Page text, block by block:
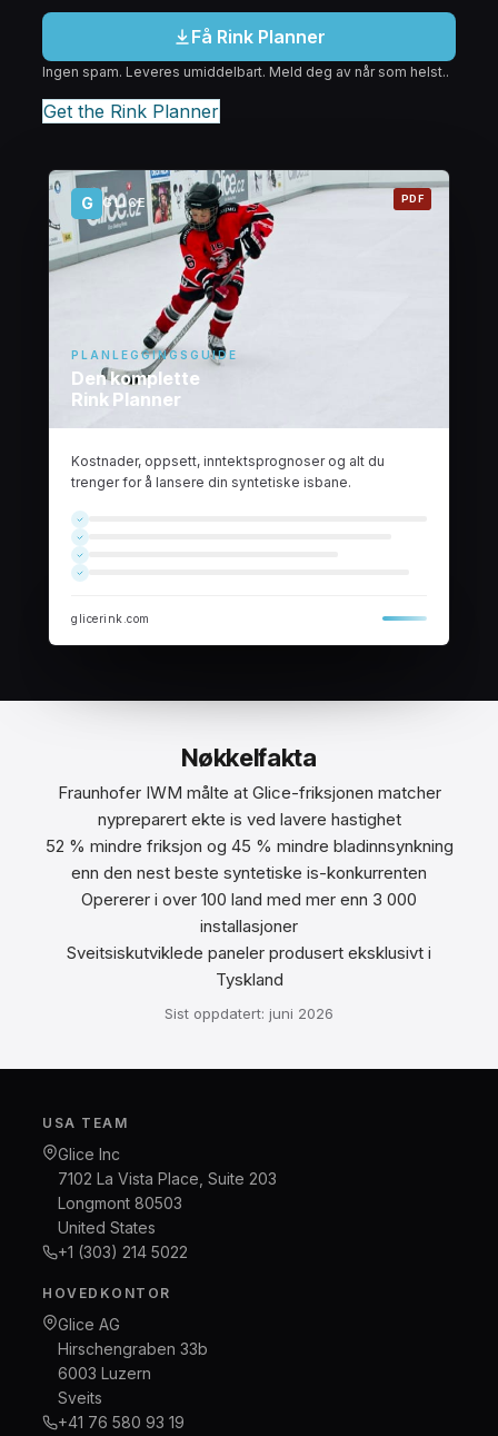
Få Rink Planner
Ingen spam. Leveres umiddelbart. Meld deg av når som helst..
Get the Rink Planner
G GLICE
PLANLEGGINGSGUIDE
Den komplette
Rink Planner
PDF
Kostnader, oppsett, inntektsprognoser og alt du
trenger for å lansere din syntetiske isbane.
glicerink.com
Nøkkelfakta
Fraunhofer IWM målte at Glice-friksjonen matcher
nypreparert ekte is ved lavere hastighet
52 % mindre friksjon og 45 % mindre bladinnsynkning
enn den nest beste syntetiske is-konkurrenten
Opererer i over 100 land med mer enn 3 000
installasjoner
Sveitsiskutviklede paneler produsert eksklusivt i
Tyskland
Sist oppdatert: juni 2026
USA TEAM
Glice Inc
7102 La Vista Place, Suite 203
Longmont 80503
United States
+1 (303) 214 5022
HOVEDKONTOR
Glice AG
Hirschengraben 33b
6003 Luzern
Sveits
+41 76 580 93 19